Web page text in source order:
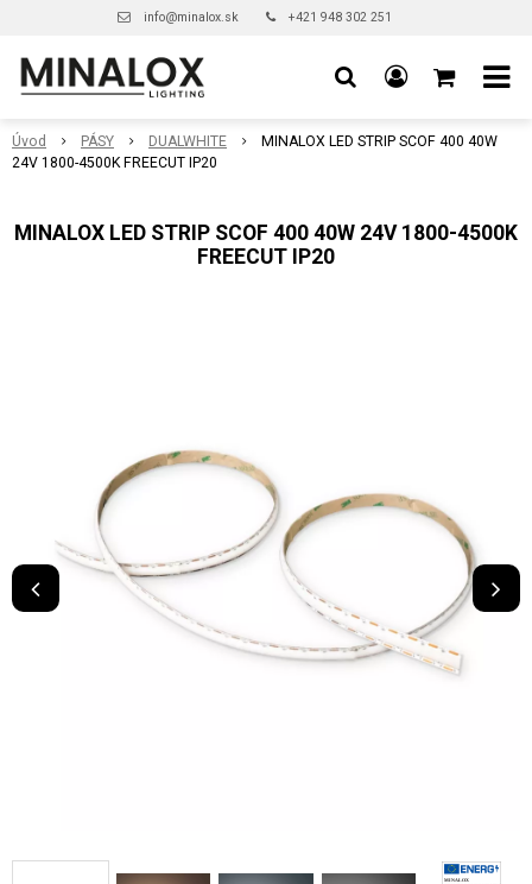
info@minalox.sk +421 948 302 251
Úvod PÁSY DUALWHITE
MINALOX LED STRIP SCOF 400 40W
24V 1800-4500K FREECUT IP20
MINALOX LED STRIP SCOF 400 40W 24V 1800-4500K
FREECUT IP20